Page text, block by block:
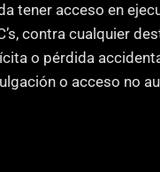
tener acceso en
contra cualquier
o pérdida
o acceso no